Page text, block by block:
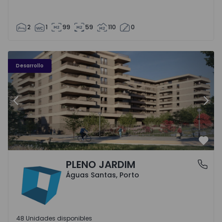
2 1 99 59 110 0
Desarrollo
PLENO JARDIM - 3
Anterior
Águas Santas, PortoPLENO JARDIM
Águas Santas, Porto
48 Unidades disponibles